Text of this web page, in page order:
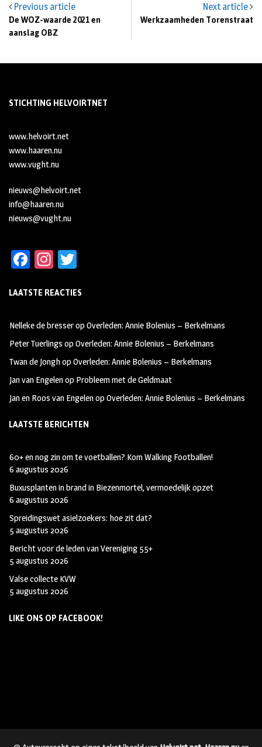
Previous article
De WOZ-waarde 2021 en
aanslag OBZ
Next article
Werkzaamheden Torenstraat
STICHTING HELVOIRTNET
www.helvoirt.net
www.haaren.nu
www.vught.nu
nieuws@helvoirt.net
info@haaren.nu
nieuws@vught.nu
Fa
b
oo
k
In
ag
m
tt
LAATSTE REACTIES
Nelleke de bresseropOverleden: Annie Bolenius – Berkelmans
Peter Tuerlings opOverleden: Annie Bolenius – Berkelmans
Twan de JonghopOverleden: Annie Bolenius – Berkelmans
Jan van Engelenop Probleem met de Geldmaat
Jan en Roos van EngelenopOverleden: Annie Bolenius – Berkelmans
LAATSTE BERICHTEN
60+ en nog zin om te voetballen? Kom Walking Footballen!
6 augustus 2026
Buxusplanten in brand in Biezenmortel, vermoedelijk opzet
6 augustus 2026
Spreidingswet asielzoekers: hoe zit dat?
5 augustus 2026
Bericht voor de leden van Vereniging 55+
5 augustus 2026
Valse collecte KVW
5 augustus 2026
LIKE ONS OP FACEBOOK!